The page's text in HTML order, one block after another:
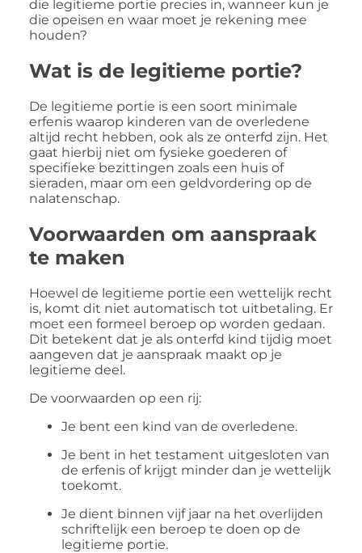
die legitieme portie precies in, wanneer kun je
die opeisen en waar moet je rekening mee
houden?
Wat is de legitieme portie?
De legitieme portie is een soort minimale
erfenis waarop kinderen van de overledene
altijd recht hebben, ook als ze onterfd zijn. Het
gaat hierbij niet om fysieke goederen of
specifieke bezittingen zoals een huis of
sieraden, maar om een geldvordering op de
nalatenschap.
Voorwaarden om aanspraak
te maken
Hoewel de legitieme portie een wettelijk recht
is, komt dit niet automatisch tot uitbetaling. Er
moet een formeel beroep op worden gedaan.
Dit betekent dat je als onterfd kind tijdig moet
aangeven dat je aanspraak maakt op je
legitieme deel.
De voorwaarden op een rij:
Je bent een kind van de overledene.
Je bent in het testament uitgesloten van
de erfenis of krijgt minder dan je wettelijk
toekomt.
Je dient binnen vijf jaar na het overlijden
schriftelijk een beroep te doen op de
legitieme portie.